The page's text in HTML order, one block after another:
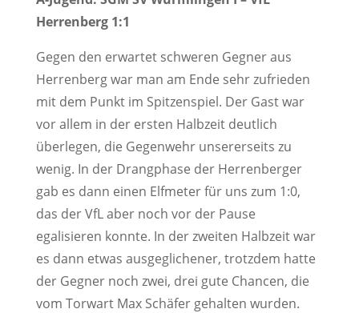
Herrenberg 1:1
Gegen den erwartet schweren Gegner aus
Herrenberg war man am Ende sehr zufrieden
mit dem Punkt im Spitzenspiel. Der Gast war
vor allem in der ersten Halbzeit deutlich
überlegen, die Gegenwehr unsererseits zu
wenig. In der Drangphase der Herrenberger
gab es dann einen Elfmeter für uns zum 1:0,
das der VfL aber noch vor der Pause
egalisieren konnte. In der zweiten Halbzeit war
es dann etwas ausgeglichener, trotzdem hatte
der Gegner noch zwei, drei gute Chancen, die
vom Torwart Max Schäfer gehalten wurden.